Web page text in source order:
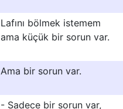
Lafını bölmek istemem
ama küçük bir sorun var.
Ama bir sorun var.
- Sadece bir sorun var,